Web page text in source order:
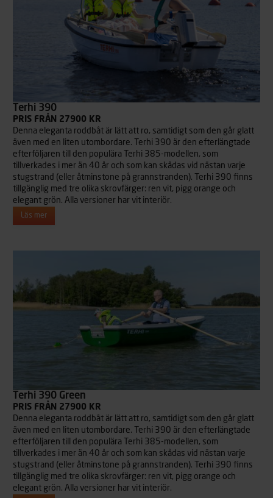
Terhi 390
PRIS FRÅN 27900 KR
Denna eleganta roddbåt är lätt att ro, samtidigt som den går glatt
även med en liten utombordare. Terhi 390 är den efterlängtade
efterföljaren till den populära Terhi 385-modellen, som
tillverkades i mer än 40 år och som kan skådas vid nästan varje
stugstrand (eller åtminstone på grannstranden). Terhi 390 finns
tillgänglig med tre olika skrovfärger: ren vit, pigg orange och
elegant grön. Alla versioner har vit interiör.
Läs mer
Terhi 390 Green
PRIS FRÅN 27900 KR
Denna eleganta roddbåt är lätt att ro, samtidigt som den går glatt
även med en liten utombordare. Terhi 390 är den efterlängtade
efterföljaren till den populära Terhi 385-modellen, som
tillverkades i mer än 40 år och som kan skådas vid nästan varje
stugstrand (eller åtminstone på grannstranden). Terhi 390 finns
tillgänglig med tre olika skrovfärger: ren vit, pigg orange och
elegant grön. Alla versioner har vit interiör.